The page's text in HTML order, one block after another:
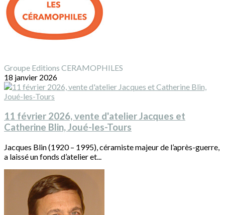
Groupe Editions CERAMOPHILES
18 janvier 2026
11 février 2026, vente d'atelier Jacques et
Catherine Blin, Joué-les-Tours
Jacques Blin (1920 – 1995), céramiste majeur de l’après-guerre,
a laissé un fonds d’atelier et...